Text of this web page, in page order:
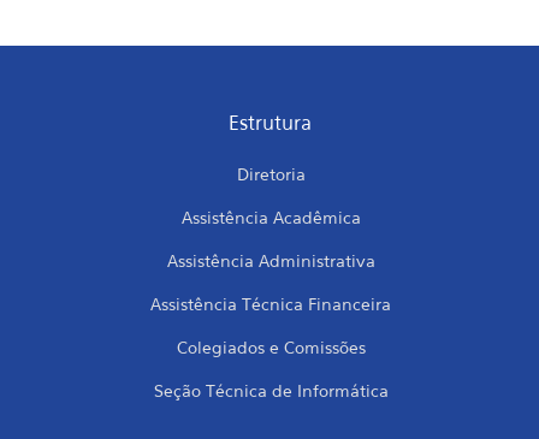
Estrutura
Diretoria
Assistência Acadêmica
Assistência Administrativa
Assistência Técnica Financeira
Colegiados e Comissões
Seção Técnica de Informática